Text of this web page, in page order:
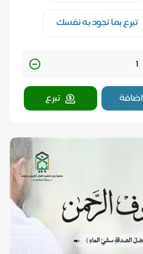
تبرع بما تجود به نفسك
اضافة
تبرع